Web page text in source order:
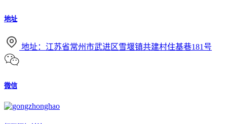
地址
地址：江苏省常州市武进区雪堰镇共建村住基巷181号
微信